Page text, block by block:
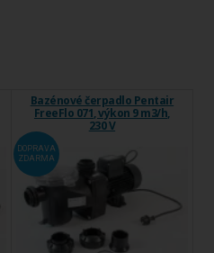
Bazénové čerpadlo Pentair
FreeFlo 071, výkon 9 m3/h,
230 V
DOPRAVA
ZDARMA